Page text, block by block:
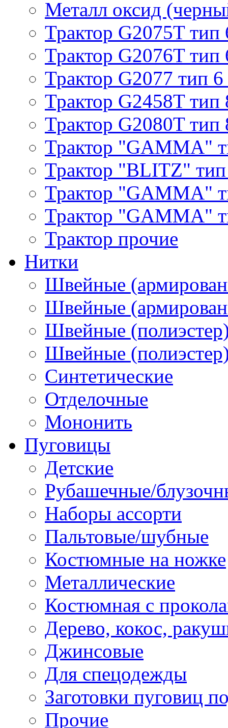
Металл оксид
Трактор G2075T тип
Трактор G2076T тип
Трактор G2077 тип 6
Трактор G2458T тип
Трактор G2080T тип
Трактор "GAMMA"
Трактор "BLITZ"
Трактор "GAMMA"
Трактор "GAMMA"
Трактор прочие
Нитки
Швейные
Швейные
Швейные
Швейные
Синтетические
Отделочные
Мононить
Пуговицы
Детские
Рубашечные/
Наборы ассорти
Пальтовые/шубные
Костюмные на ножке
Металлические
Костюмная с
Дерево, кокос,
Джинсовые
Для спецодежды
Заготовки пуговиц
Прочие